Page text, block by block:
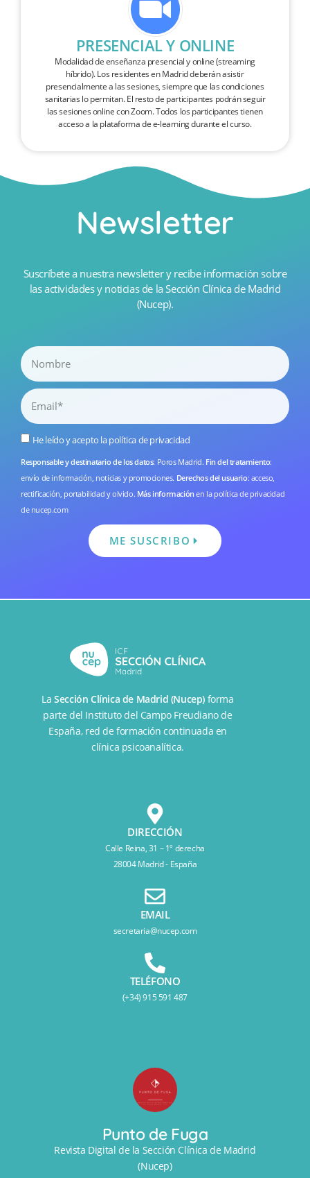
PRESENCIAL Y ONLINE
Modalidad de enseñanza presencial y online (streaming
híbrido). Los residentes en Madrid deberán asistir
presencialmente a las sesiones, siempre que las condiciones
sanitarias lo permitan. El resto de participantes podrán seguir
las sesiones online con Zoom. Todos los participantes tienen
acceso a la plataforma de e-learning durante el curso.
Newsletter
Suscríbete a nuestra newsletter y recibe información sobre
las actividades y noticias de la Sección Clínica de Madrid
(Nucep).
He leído y acepto lapolítica de privacidad
Responsable y destinatario de los datos: Poros Madrid. Fin del tratamiento:
envío de información, noticias y promociones. Derechos del usuario: acceso,
rectificación, portabilidad y olvido. Más información en la política de privacidad
de nucep.com
ME SUSCRIBO
LaSección Clínica de Madrid (Nucep) forma
parte del Instituto del Campo Freudiano de
España, red de formación continuada en
clínica psicoanalítica.
DIRECCIÓN
Calle Reina, 31 – 1º derecha
28004 Madrid - España
EMAIL
secretaria@nucep.com
TELÉFONO
(+34) 915 591 487
Punto de Fuga
Revista Digital de la Sección Clínica de Madrid
(Nucep)